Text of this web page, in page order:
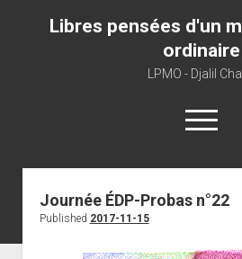
Libres pensées d'un
ordinaire
LPMO - Djalil
open
menu
Home
About libre
Journée ÉDP-Probas n°22
Published 2017-11-15